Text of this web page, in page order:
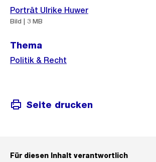
Weitere
Informationen
Porträt Ulrike Huwer
Bild | 3 MB
Thema
Politik & Recht
Seite drucken
Für diesen Inhalt verantwortlich